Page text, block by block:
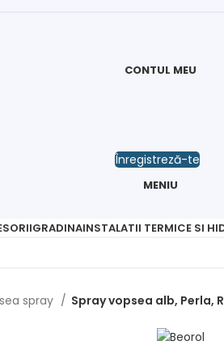
CONTUL MEU
Înregistreză-te
MENIU
GRADINAINSTALATII TERMICE SI
spray
Spray vopsea alb, Perla,